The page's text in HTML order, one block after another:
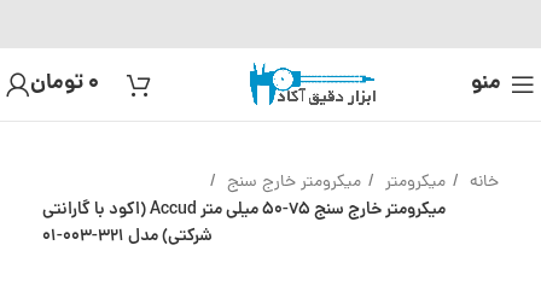
منو 0تومان
خانه میکرومتر میکرومتر خارج سنج
میکرومتر خارج سنج 75-50 میلی متر Accud (اکود با گارانتی
شرکتی) مدل 321-003-01